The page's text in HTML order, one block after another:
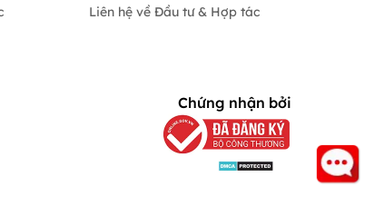
Liên hệ về Đầu tư & Hợp tác
Chứng nhận bởi